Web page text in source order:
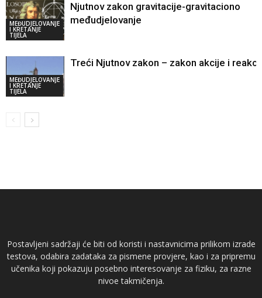
MEĐUDJELOVANJE
I KRETANJE
TIJELA
MEĐUDJELOVANJE
I KRETANJE
TIJELA
Njutnov zakon gravitacije-gravitaciono
međudjelovanje
MEĐUDJELOVANJE
I KRETANJE
TIJELA
Treći Njutnov zakon – zakon akcije i
Postavljeni sadržaji će biti od koristi i nastavnicima prilikom izrade
testova, odabira zadataka za pismene provjere, kao i za pripremu
učenika koji pokazuju posebno interesovanje za fiziku, za razne
nivoe takmičenja.